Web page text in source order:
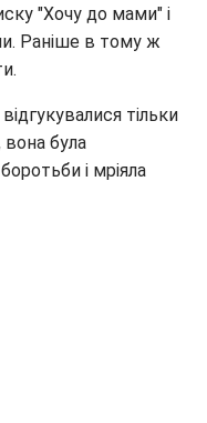
"Хочу до мами" і
Раніше в тому ж
тільки
вона була
і мріяла